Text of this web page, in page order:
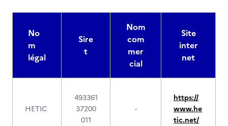
No
m
légal
Sire
t
Nom
com
mer
cial
Site
inter
net
HETIC
493361
37200
011
-
https://
www.he
tic.net/